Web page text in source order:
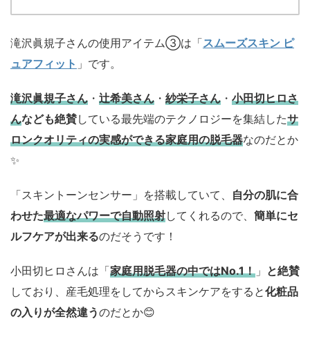
滝沢眞規子さんの使用アイテム③は「スムーズスキン ピ
ュアフィット 」です。
滝沢眞規子さん ・ 辻希美さん ・ 紗栄子さん ・ 小田切ヒロさ
んなども絶賛している最先端のテクノロジーを集結したサ
ロンクオリティの実感ができる家庭用の脱毛器なのだとか
✨️
「スキントーンセンサー」を搭載していて、 自分の肌に合
わせた最適なパワーで自動照射してくれるので、 簡単にセ
ルフケアが出来るのだそうです！
小田切ヒロさんは「家庭用脱毛器の中ではNo.1！ 」 と絶賛
しており、産毛処理をしてからスキンケアをすると化粧品
の入りが全然違うのだとか😊